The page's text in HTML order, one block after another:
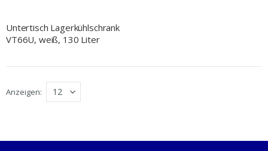
Untertisch Lagerkühlschrank
VT66U, weiß, 130 Liter
Anzeigen